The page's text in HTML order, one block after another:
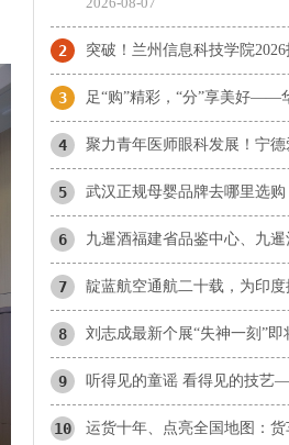
2
3
4
5
6
7 靛蓝航空通航二十载，为印
8
9
10